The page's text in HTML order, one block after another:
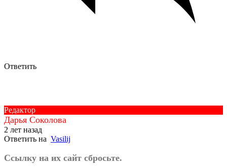
Ответить
Редактор
Дарья Соколова
2 лет назад
Ответить на Vasilij
Ссылку на их сайт сбросьте.